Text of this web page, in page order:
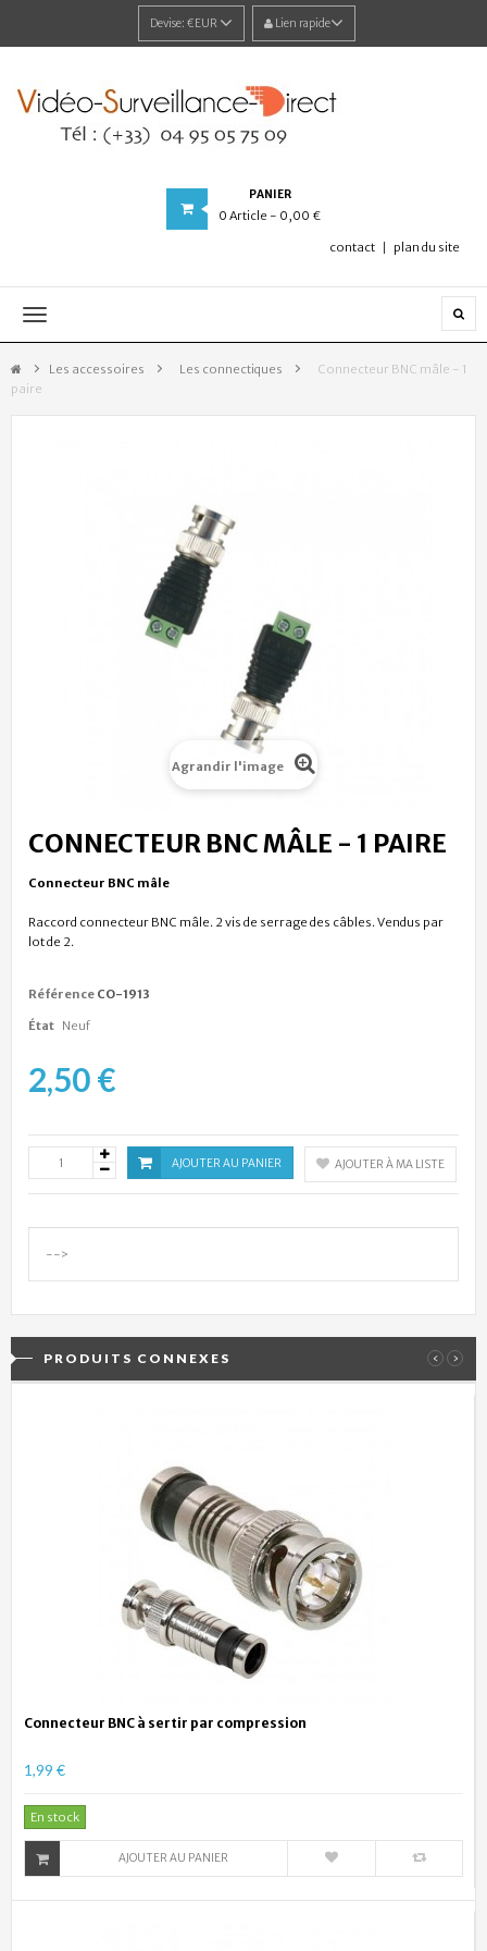
Devise: €EUR Lien rapide
PANIER
0 Article - 0,00 €
contact plan du site
Navigation
Les accessoires > Les connectiques >
Connecteur BNC mâle - 1
paire
Agrandir l'image
CONNECTEUR BNC MÂLE - 1 PAIRE
Connecteur BNC mâle
Raccord connecteur BNC mâle. 2 vis de serrage des câbles. Vendus par
lot de 2.
Référence CO-1913
État Neuf
2,50 €
AJOUTER AU PANIER AJOUTER À MA LISTE
-->
PRODUITS CONNEXES ‹ ›
Connecteur BNC à sertir par compression
1,99 €
En stock
AJOUTER AU PANIER